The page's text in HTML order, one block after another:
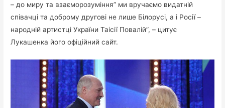
– до миру та взаєморозуміння” ми вручаємо видатній
співачці та доброму другові не лише Білорусі, а і Росії –
народній артистці України Таісії Повалій”, – цитує
Лукашенка його офіційний сайт.